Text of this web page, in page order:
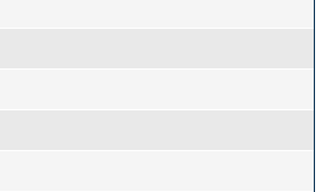
dựng Đảng năm 2020 và triển khai
bào vùng lũ Đắk Lắk”